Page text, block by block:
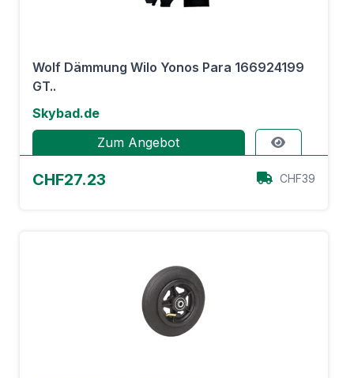
Wolf Dämmung Wilo Yonos Para 166924199
GT..
Skybad.de
Zum Angebot
CHF27.23 CHF39